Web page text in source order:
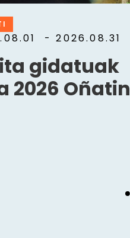
- 2026.08.31
gidatuak
2026 Oñatin